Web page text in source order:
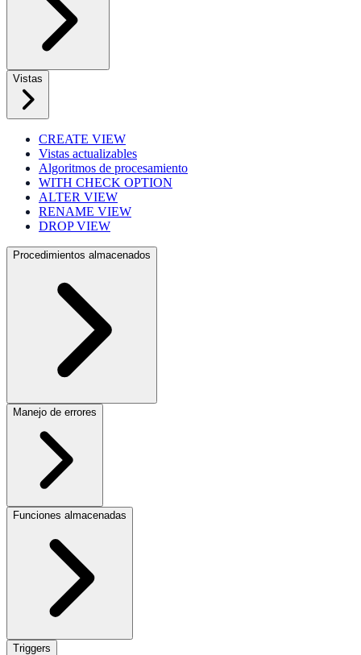
Vistas
CREATE VIEW
Vistas actualizables
Algoritmos de procesamiento
WITH CHECK OPTION
ALTER VIEW
RENAME VIEW
DROP VIEW
Procedimientos almacenados
Manejo de errores
Funciones almacenadas
Triggers